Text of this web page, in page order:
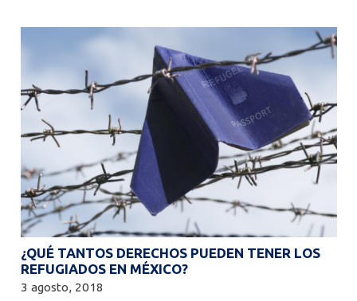
¿QUÉ TANTOS DERECHOS PUEDEN TENER LOS
REFUGIADOS EN MÉXICO?
3 agosto, 2018